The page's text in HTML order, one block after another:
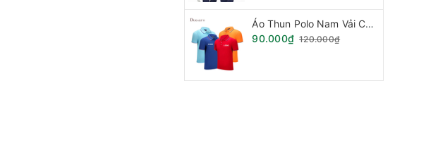
Áo Thun Polo Nam Vải Cá Sấu Phối Sọc Viền Tay Cổ.
90.000₫ 120.000₫